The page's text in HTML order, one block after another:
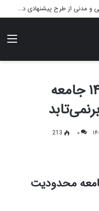
اعلام حمایت بیش از ۳۷۵ فعال سیاسی و مدنی از طرح پیشنهادی دکتر محمدجواد ظریف برای پایان عادلانه جنگ
بعد از حوادث سال ۱۴۰۱ جامعه
۰
213
حوادث سال ۱۴۰۱ جامعه محدودیت